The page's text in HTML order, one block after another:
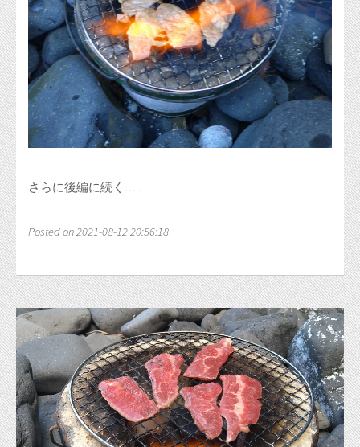
さらに後編に続く…..
Posted on 2021-08-12 20:56:18